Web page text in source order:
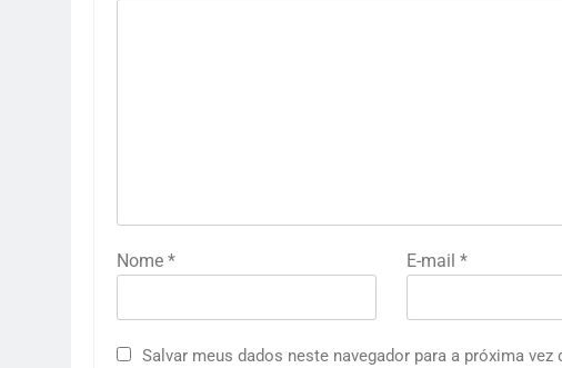
Nome * E-mail *
Salvar meus dados neste navegador para a próxima vez